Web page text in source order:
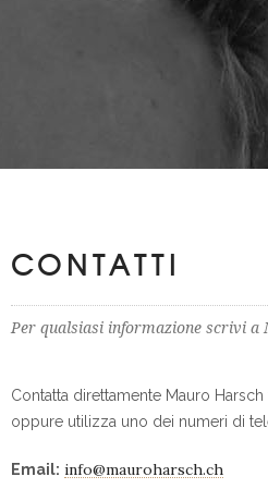
CONTATTI
Per qualsiasi informazione scrivi a
Contatta direttamente Mauro
oppure utilizza uno dei numeri di
Email: info@mauroharsch.ch